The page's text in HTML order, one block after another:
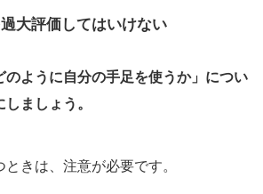
大評価してはいけない
のように自分の手足を使うか」につい
ましょう。
きは、注意が必要です。